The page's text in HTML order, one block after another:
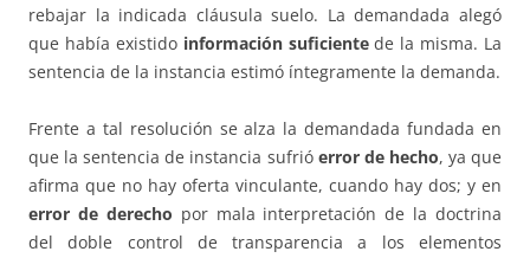
rebajar la indicada cláusula suelo. La demandada alegó
que había existido información suficientede la misma. La
sentencia de la instancia estimó íntegramente la demanda.
Frente a tal resolución se alza la demandada fundada en
que la sentencia de instancia sufrió error de hecho, ya que
afirma que no hay oferta vinculante, cuando hay dos; y en
error de derecho por mala interpretación de la doctrina
del doble control de transparencia a los elementos